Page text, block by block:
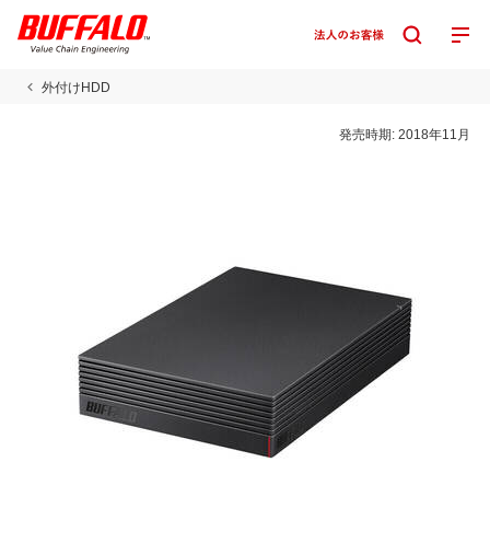
外付けHDD
発売時期:2018年11月